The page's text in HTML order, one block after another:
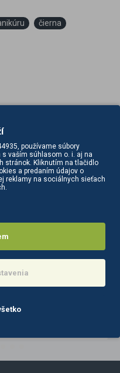
čierna
SÚVISIACE PRODUKTY
Lakťová opierka MOMO 9 M biela
9,90€
používame súbory
vaším súhlasom o. i. aj na
stránok. Kliknutím na tlačidlo
a predaním údajov o
reklamy na sociálnych sieťach